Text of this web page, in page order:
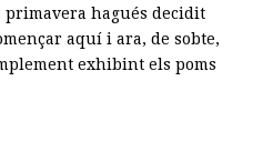
primavera hagués decidit
aquí i ara, de sobte,
exhibint els poms